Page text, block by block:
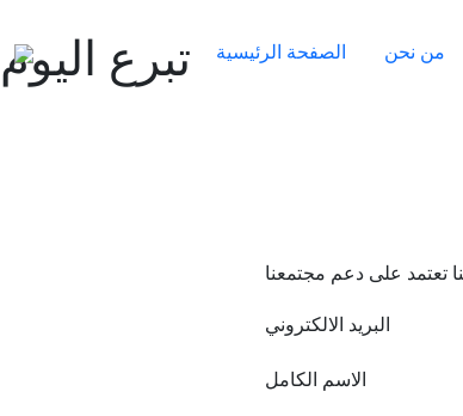
الصفحة الرئيسية من نحن تبرع اليوم
تعتمد على دعم مجتمعنا
البريد الالكتروني
الاسم الكامل